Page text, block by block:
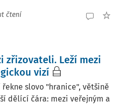
čtení
zřizovateli. Leží mezi
vizí
řekne slovo "hranice", většině
dělící čára: mezi veřejným a